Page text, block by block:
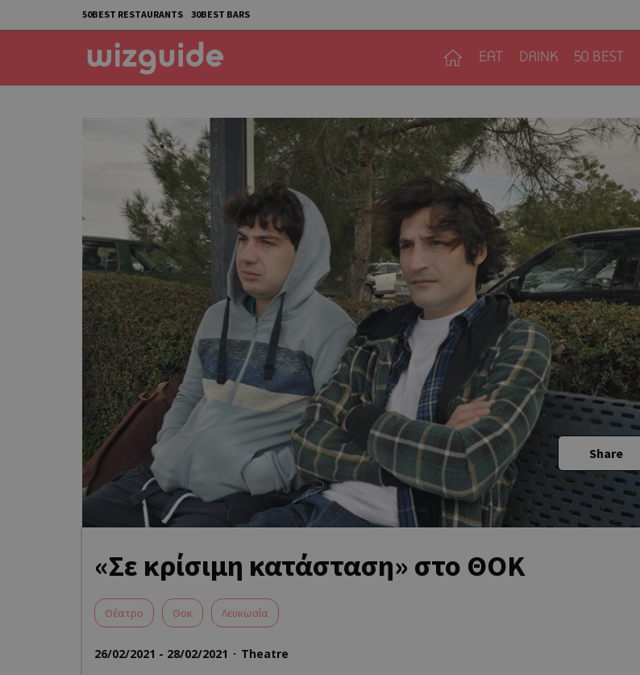
50BEST RESTAURANTS 30BEST BARS
EAT DRINK 50 BEST
Share
«Σε κρίσιμη κατάσταση» στο ΘΟΚ
Θέατρο Θοκ Λευκωσία
26/02/2021 - 28/02/2021 Theatre